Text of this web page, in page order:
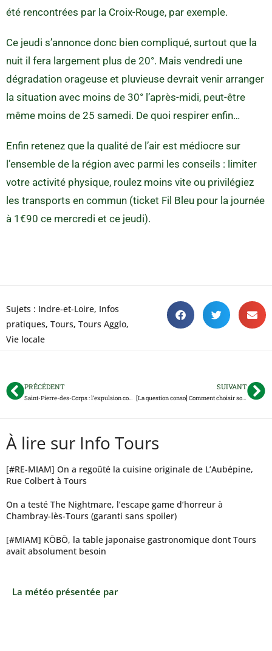
été rencontrées par la Croix-Rouge, par exemple.
Ce jeudi s’annonce donc bien compliqué, surtout que la
nuit il fera largement plus de 20°. Mais vendredi une
dégradation orageuse et pluvieuse devrait venir arranger
la situation avec moins de 30° l’après-midi, peut-être
même moins de 25 samedi. De quoi respirer enfin…
Enfin retenez que la qualité de l’air est médiocre sur
l’ensemble de la région avec parmi les conseils : limiter
votre activité physique, roulez moins vite ou privilégiez
les transports en commun (ticket Fil Bleu pour la journée
à 1€90 ce mercredi et ce jeudi).
Sujets : Indre-et-Loire, Infos
pratiques, Tours, Tours Agglo,
Vie locale
PRÉCÉDENT
Saint-Pierre-des-Corps : l’expulsion contestée d’un homme vers le Soudan
SUIVANT
[La question conso] Comment choisir son camping ?
À lire sur Info Tours
[#RE-MIAM] On a regoûté la cuisine originale de L’Aubépine,
Rue Colbert à Tours
On a testé The Nightmare, l’escape game d’horreur à
Chambray-lès-Tours (garanti sans spoiler)
[#MIAM] KŌBŌ, la table japonaise gastronomique dont Tours
avait absolument besoin
La météo présentée par